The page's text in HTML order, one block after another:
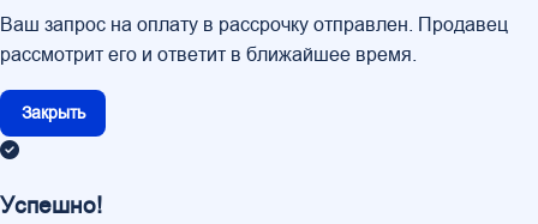
Ваш запрос на оплату в рассрочку отправлен. Продавец
рассмотрит его и ответит в ближайшее время.
Закрыть
Успешно!